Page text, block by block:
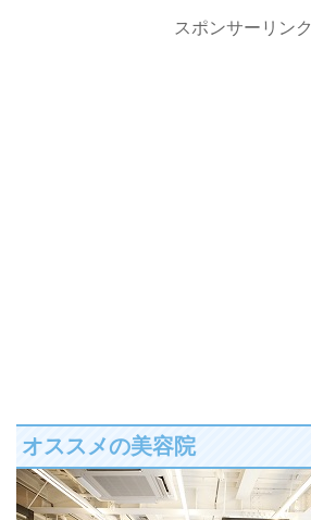
スポンサーリンク
オススメの美容院